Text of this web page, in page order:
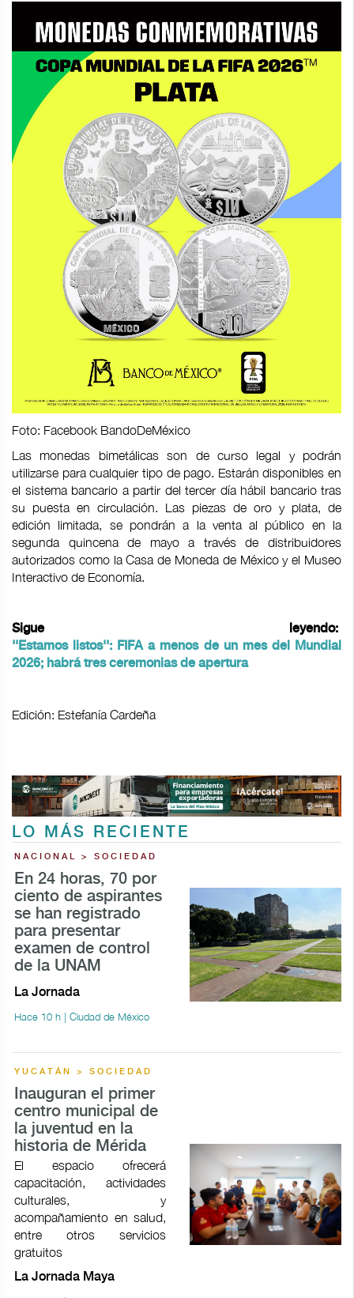
Foto: Facebook BandoDeMéxico
Las monedas bimetálicas son de curso legal y podrán
utilizarse para cualquier tipo de pago. Estarán disponibles en
el sistema bancario a partir del tercer día hábil bancario tras
su puesta en circulación. Las piezas de oro y plata, de
edición limitada, se pondrán a la venta al público en la
segunda quincena de mayo a través de distribuidores
autorizados como la Casa de Moneda de México y el Museo
Interactivo de Economía.
Sigue leyendo:
''Estamos listos'': FIFA a menos de un mes del Mundial
2026; habrá tres ceremonias de apertura
Edición: Estefanía Cardeña
LO MÁS RECIENTE
NACIONAL > SOCIEDAD
En 24 horas, 70 por
ciento de aspirantes
se han registrado
para presentar
examen de control
de la UNAM
La Jornada
Hace 10 h | Ciudad de México
YUCATÁN > SOCIEDAD
Inauguran el primer
centro municipal de
la juventud en la
historia de Mérida
El espacio ofrecerá
capacitación, actividades
culturales, y
acompañamiento en salud,
entre otros servicios
gratuitos
La Jornada Maya